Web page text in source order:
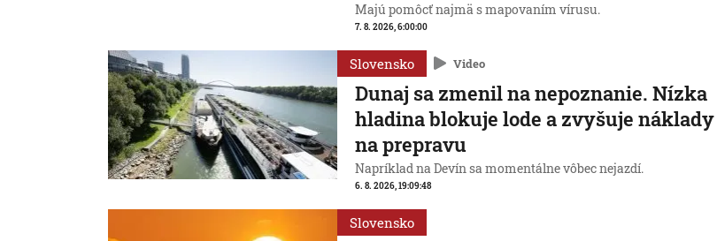
Majú pomôcť najmä s mapovaním vírusu.
7. 8. 2026, 6:00:00
Slovensko Video
Dunaj sa zmenil na nepoznanie. Nízka
hladina blokuje lode a zvyšuje náklady
na prepravu
Napríklad na Devín sa momentálne vôbec nejazdí.
6. 8. 2026, 19:09:48
Slovensko